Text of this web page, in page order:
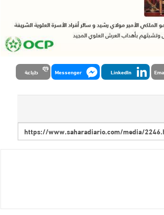
LinkedIn
Messenger طباعة